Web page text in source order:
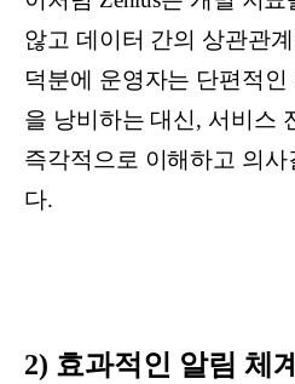
않고 데이터 간의 상관관
덕분에 운영자는 단편적
을 낭비하는 대신, 서비스
즉각적으로 이해하고 의사
다.
2) 효과적인 알림 체계